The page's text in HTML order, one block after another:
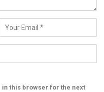
in this browser for the next